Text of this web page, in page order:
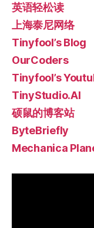
英语轻松读
上海泰尼网络
Tinyfool’s Blog
OurCoders
Tinyfool’s
TinyStudio.AI
硕鼠的博客站
ByteBriefly
Mechanica